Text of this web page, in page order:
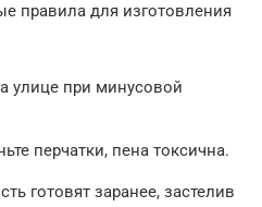
правила для изготовления
улице при минусовой
перчатки, пена токсична.
готовят заранее, застелив